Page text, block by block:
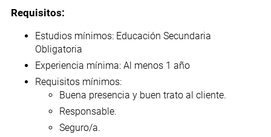
Requisitos:
Estudios mínimos: Educación Secundaria
Obligatoria
Experiencia mínima: Al menos 1 año
Requisitos mínimos:
Buena presencia y buen trato al cliente.
Responsable.
Seguro/a.